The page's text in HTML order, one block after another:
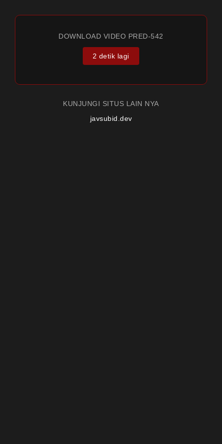
DOWNLOAD VIDEO PRED-542
2 detik lagi
KUNJUNGI SITUS LAIN NYA
javsubid.dev